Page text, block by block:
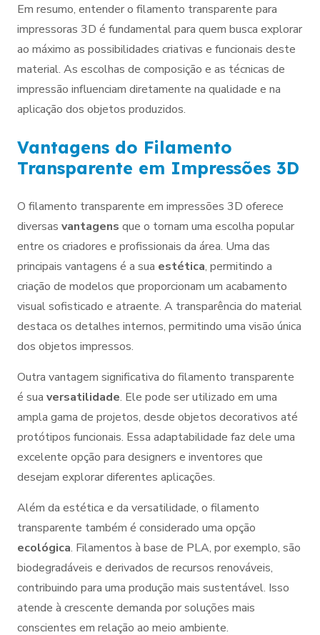
Em resumo, entender o filamento transparente para
impressoras 3D é fundamental para quem busca explorar
ao máximo as possibilidades criativas e funcionais deste
material. As escolhas de composição e as técnicas de
impressão influenciam diretamente na qualidade e na
aplicação dos objetos produzidos.
Vantagens do Filamento
Transparente em Impressões 3D
O filamento transparente em impressões 3D oferece
diversas vantagens que o tornam uma escolha popular
entre os criadores e profissionais da área. Uma das
principais vantagens é a sua estética, permitindo a
criação de modelos que proporcionam um acabamento
visual sofisticado e atraente. A transparência do material
destaca os detalhes internos, permitindo uma visão única
dos objetos impressos.
Outra vantagem significativa do filamento transparente
é sua versatilidade. Ele pode ser utilizado em uma
ampla gama de projetos, desde objetos decorativos até
protótipos funcionais. Essa adaptabilidade faz dele uma
excelente opção para designers e inventores que
desejam explorar diferentes aplicações.
Além da estética e da versatilidade, o filamento
transparente também é considerado uma opção
ecológica. Filamentos à base de PLA, por exemplo, são
biodegradáveis e derivados de recursos renováveis,
contribuindo para uma produção mais sustentável. Isso
atende à crescente demanda por soluções mais
conscientes em relação ao meio ambiente.